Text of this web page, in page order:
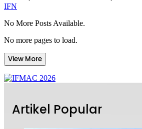
IFN
No More Posts Available.
No more pages to load.
View More
Artikel Popular